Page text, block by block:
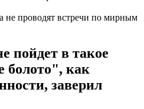
не проводят встречи по мирным
пойдет в такое
болото", как
заверил